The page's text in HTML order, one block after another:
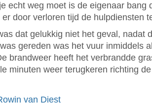
echt weg moet is de eigenaar bang
er door verloren tijd de hulpdiensten
dat gelukkig niet het geval, nadat
gereden was het vuur inmiddels
brandweer heeft het verbrandde
minuten weer terugkeren richting
van Diest